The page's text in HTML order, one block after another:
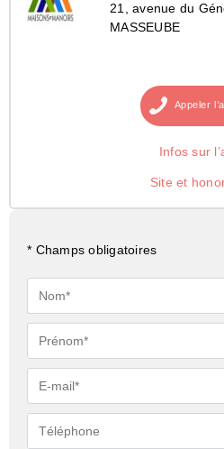
21, avenue du
MASSEUBE
Appeler
Infos sur
Site et
* Champs obligatoires
Nom*
Prénom*
E-
mail*
Téléphone